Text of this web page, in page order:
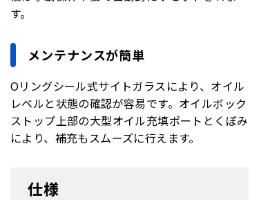
す。
メンテナンスが簡単
Oリングシール式サイトガラスにより、オイル
レベルと状態の確認が容易です。オイルボック
ストップ上部の大型オイル充填ポートとくぼみ
により、補充もスムーズに行えます。
仕様